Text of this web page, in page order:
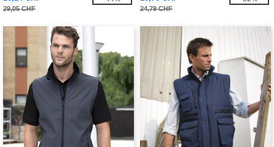
29,05 CHF 24,79 CHF